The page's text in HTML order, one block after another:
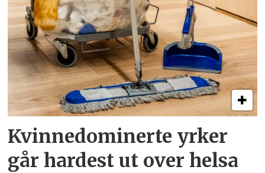
Kvinnedominerte yrker
går hardest ut over helsa